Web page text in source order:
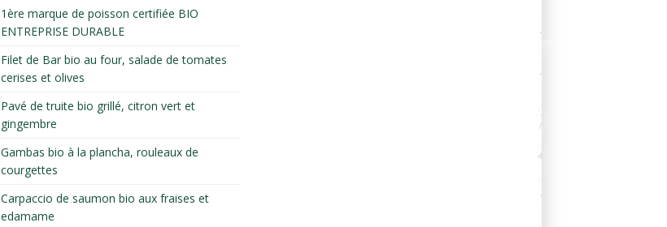
1ère marque de poisson certifiée BIO
ENTREPRISE DURABLE
Filet de Bar bio au four, salade de tomates
cerises et olives
Pavé de truite bio grillé, citron vert et
gingembre
Gambas bio à la plancha, rouleaux de
courgettes
Carpaccio de saumon bio aux fraises et
edamame